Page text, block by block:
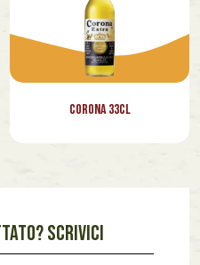
Corona 33cl
SCRIVICI